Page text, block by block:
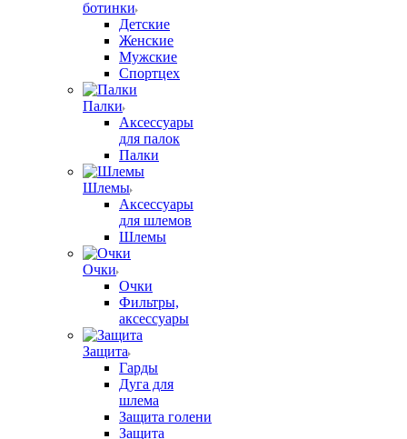
ботинки
Детские
Женские
Мужские
Спортцех
Палки
Аксессуары
для палок
Палки
Шлемы
Аксессуары
для шлемов
Шлемы
Очки
Очки
Фильтры,
аксессуары
Защита
Гарды
Дуга для
шлема
Защита голени
Защита